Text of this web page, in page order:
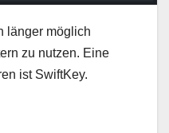
länger möglich
zu nutzen. Eine
ist SwiftKey.